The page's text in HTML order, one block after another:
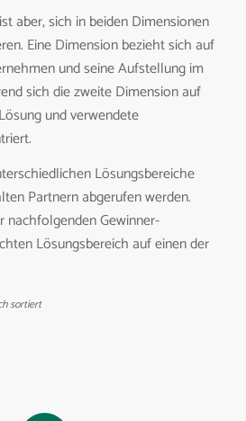
aber, sich in beiden Dimensionen
Eine Dimension bezieht sich auf
und seine Aufstellung im
sich die zweite Dimension auf
und verwendete
Lösungsbereiche
Partnern abgerufen werden.
nachfolgenden Gewinner-
Lösungsbereich auf einen der
sortiert